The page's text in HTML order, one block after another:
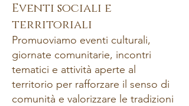
Eventi sociali e
territoriali
Promuoviamo eventi culturali,
giornate comunitarie, incontri
tematici e attività aperte al
territorio per rafforzare il senso di
comunità e valorizzare le tradizioni